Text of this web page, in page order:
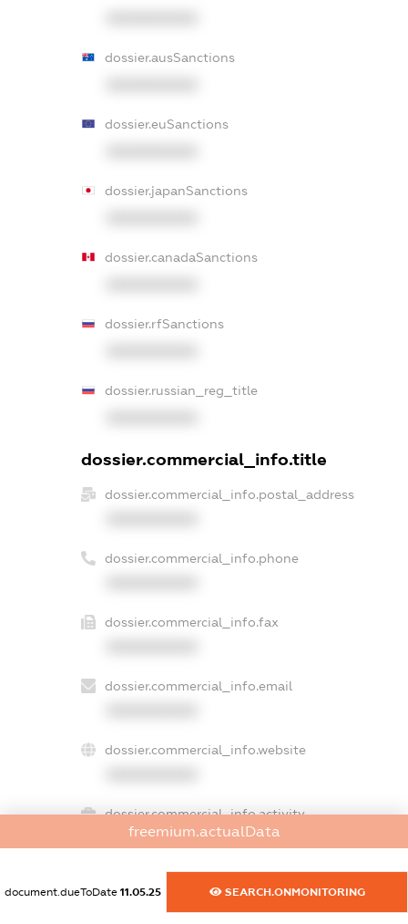
dossier.ausSanctions
dossier.euSanctions
dossier.japanSanctions
dossier.canadaSanctions
dossier.rfSanctions
dossier.russian_reg_title
dossier.commercial_info.title
dossier.commercial_info.postal_address
dossier.commercial_info.phone
dossier.commercial_info.fax
dossier.commercial_info.email
dossier.commercial_info.website
dossier.commercial_info.activity
XXXXXXXXXX
freemium.actualData
document.dueToDate 11.05.25 SEARCH.ONMONITORING